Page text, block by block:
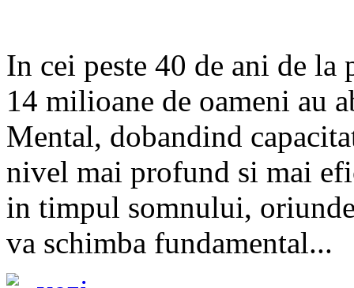
In cei peste 40 de ani de la
14 milioane de oameni au
Mental, dobandind
nivel mai profund si mai
in timpul somnului,
va schimba fundamental...